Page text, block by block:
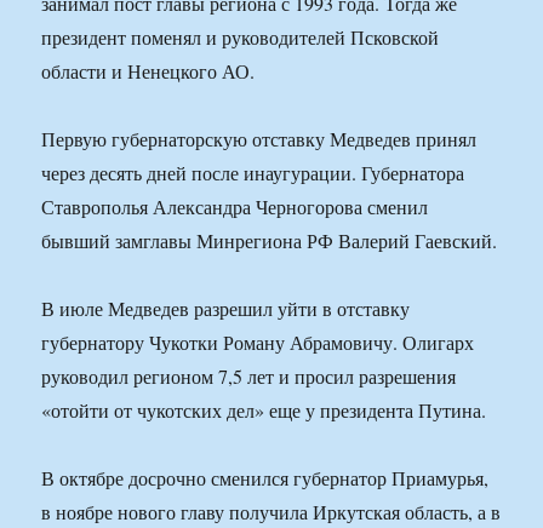
президент поменял и руководителей Псковской
области и Ненецкого АО.
Первую губернаторскую отставку Медведев принял
через десять дней после инаугурации. Губернатора
Ставрополья Александра Черногорова сменил
бывший замглавы Минрегиона РФ Валерий Гаевский.
В июле Медведев разрешил уйти в отставку
губернатору Чукотки Роману Абрамовичу. Олигарх
руководил регионом 7,5 лет и просил разрешения
«отойти от чукотских дел» еще у президента Путина.
В октябре досрочно сменился губернатор Приамурья,
в ноябре нового главу получила Иркутская область, а в